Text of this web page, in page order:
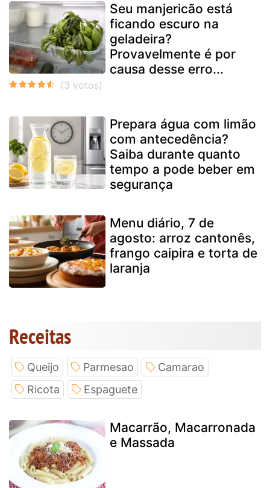
Seu manjericão está
ficando escuro na
geladeira?
Provavelmente é por
causa desse erro...
Prepara água com limão
com antecedência?
Saiba durante quanto
tempo a pode beber em
segurança
Menu diário, 7 de
agosto: arroz cantonês,
frango caipira e torta de
laranja
Receitas
Queijo Parmesao
Camarao
Ricota
Espaguete
Macarrão, Macarronada
e Massada